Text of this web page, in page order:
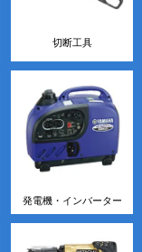
切断工具
発電機・インバーター